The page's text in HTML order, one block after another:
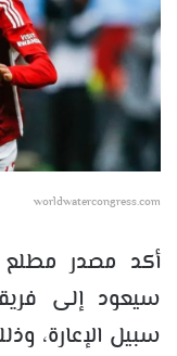
worldwatercongress.com
أكد مصدر مطلع
سيعود إلى
سبيل الإعارة،